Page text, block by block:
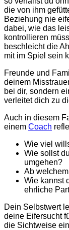
die von ihm
Beziehung nie
dabei, wie das
kontrollieren
beschleicht die
mit im Spiel sein
Freunde und
deinem
bei dir, sondern
verleitet dich zu
Auch in diesem
einem Coach
Wie viel
Wie sollst
umgehen?
Ab
Wie kannst
ehrliche
Dein Selbstwert
deine Eifersucht
die Sichtweise